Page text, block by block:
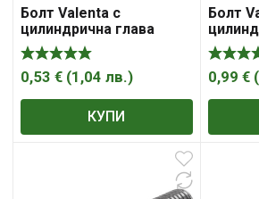
Болт Valenta с
цилиндрична глава
вътрешен шестостен
поцинкован M12x70 мм,
1.75 мм, DIN 912
0,53 € (1,04 лв.)
КУПИ
Болт
2 мм,
0,99 € (